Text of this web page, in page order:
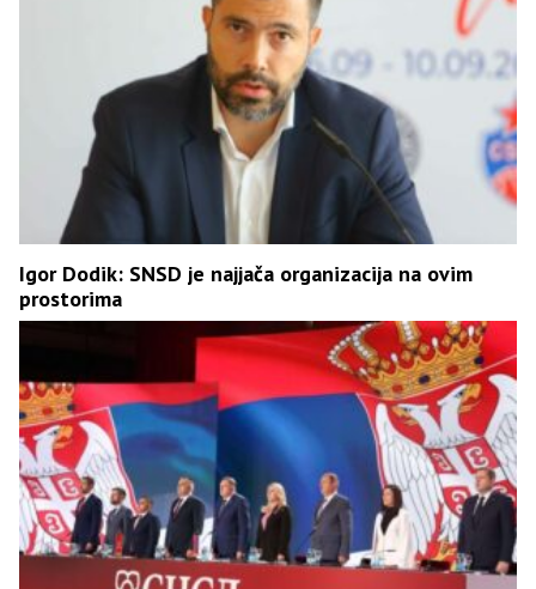
Igor Dodik: SNSD je najjača organizacija na ovim
prostorima